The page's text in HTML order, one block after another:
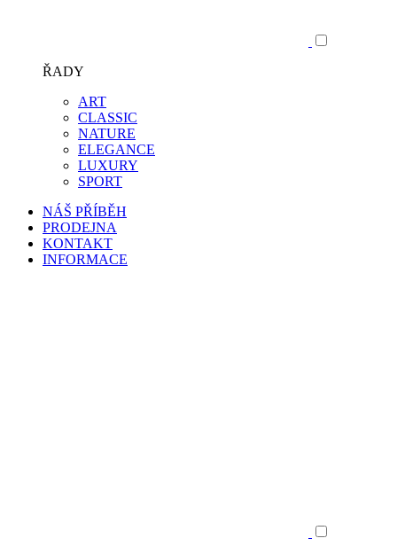
ŘADY
ART
CLASSIC
NATURE
ELEGANCE
LUXURY
SPORT
NÁŠ PŘÍBĚH
PRODEJNA
KONTAKT
INFORMACE